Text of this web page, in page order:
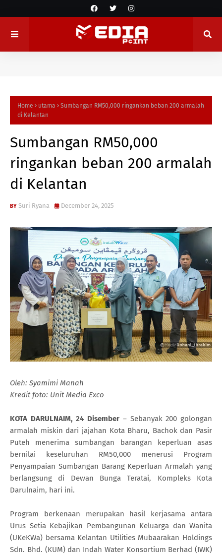
Home utama
Sumbangan RM50,000 ringankan beban 200 armalah
di Kelantan
Sumbangan RM50,000
ringankan beban 200 armalah
di Kelantan
Suri Ryana December 24, 2025
Oleh: Syamimi Manah
Kredit foto: Unit Media Exco
KOTA DARULNAIM, 24 Disember – Sebanyak 200 golongan
armalah miskin dari jajahan Kota Bharu, Bachok dan Pasir
Puteh menerima sumbangan barangan keperluan asas
bernilai keseluruhan RM50,000 menerusi Program
Penyampaian Sumbangan Barang Keperluan Armalah yang
berlangsung di Dewan Bunga Teratai, Kompleks Kota
Darulnaim, hari ini.
Program berkenaan merupakan hasil kerjasama antara
Urus Setia Kebajikan Pembangunan Keluarga dan Wanita
(UKeKWa) bersama Kelantan Utilities Mubaarakan Holdings
Sdn. Bhd. (KUM) dan Indah Water Konsortium Berhad (IWK)